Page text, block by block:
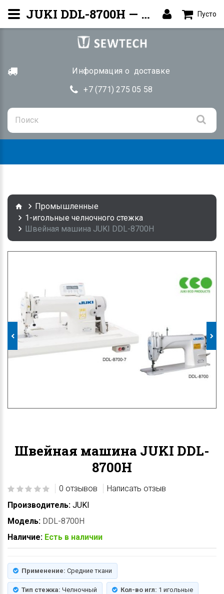
Информация о доставке
+7 (771) 275 05 58
Пусто
Промышленные
1-игольные челночного стежка
Швейная машина JUKI DDL-8700H
Швейная машина JUKI DDL-
8700H
0 отзывов
Написать отзыв
Производитель: JUKI
Модель: DDL-8700H
Наличие: Есть в наличии
Применение: Средние ткани
Тип стежка: Челночный Кол-во игл: 1 игольные
JUKI DDL-8700H — Прямострочная машина | Купить Алматы